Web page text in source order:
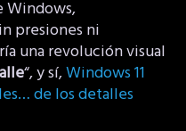
Windows,
presiones ni
una revolución visual
“, y sí,Windows 11
de los detalles